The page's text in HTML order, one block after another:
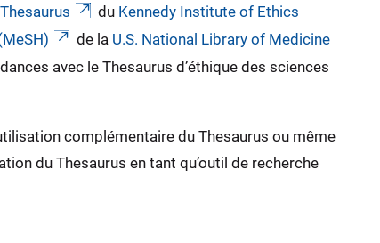
du Kennedy Institute of Ethics
de la U.S. National Library of Medicine
avec le Thesaurus d’éthique des sciences
complémentaire du Thesaurus ou même
du Thesaurus en tant qu’outil de recherche